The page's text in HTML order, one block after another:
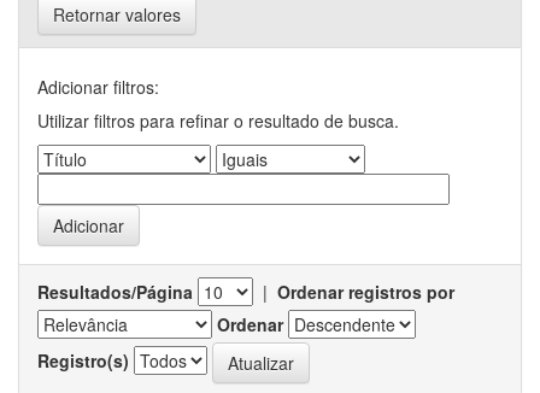
Retornar valores
Adicionar filtros:
Utilizar filtros para refinar o resultado de busca.
Resultados/Página | Ordenar registros por
Ordenar
Registro(s)